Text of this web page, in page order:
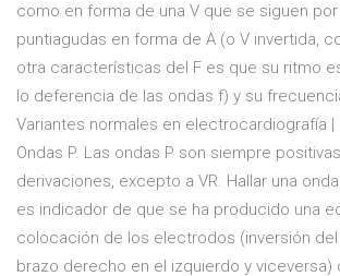
como en forma de una V que se siguen
puntiagudas en forma de A (o V invertida,
otra características del F es que su ritmo
lo deferencia de las ondas f) y su
Variantes normales en electrocardiografía |
Ondas P. Las ondas P son siempre
derivaciones, excepto a VR. Hallar una onda
es indicador de que se ha producido una
colocación de los electrodos (inversión
brazo derecho en el izquierdo y viceversa)